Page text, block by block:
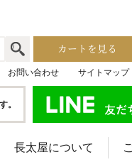
お問い合わせ サイトマップ
。
長太屋について